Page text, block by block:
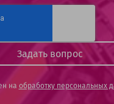
на обработку персональных